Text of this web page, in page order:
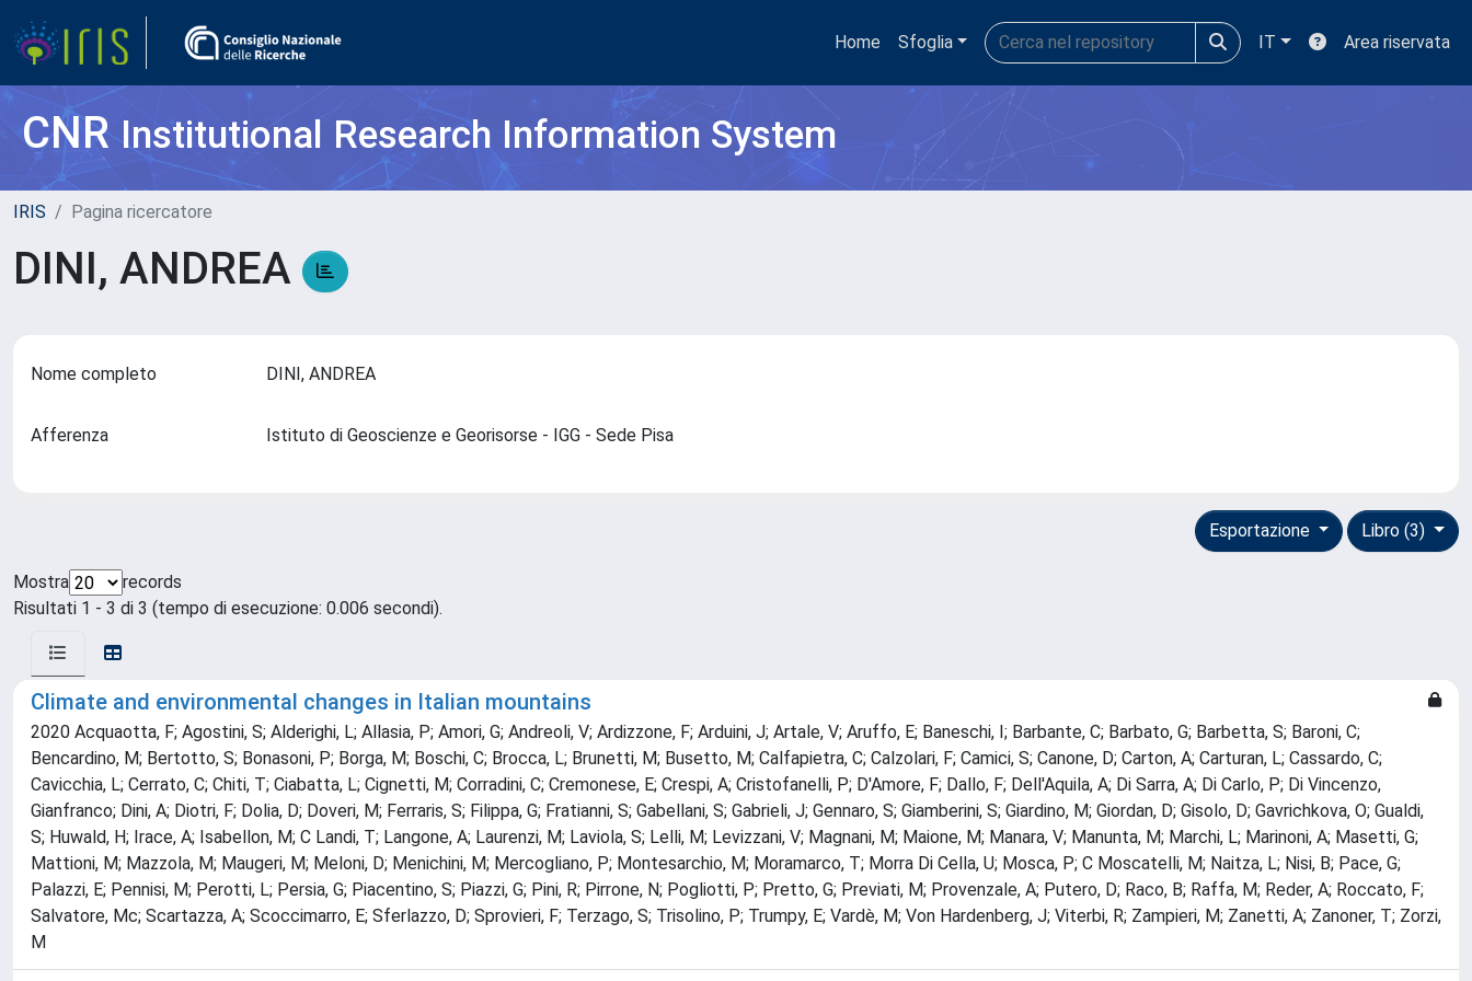
Home Sfoglia IT Area riservata
CNRInstitutional Research Information System
IRIS Pagina ricercatore
DINI, ANDREA
Nome completo DINI, ANDREA
Afferenza Istituto di Geoscienze e Georisorse - IGG - Sede Pisa
Libro (3)
Esportazione
Mostra
records
Risultati 1 - 3 di 3 (tempo di esecuzione: 0.006 secondi).
Climate and environmental changes in Italian mountains
2020 Acquaotta, F; Agostini, S; Alderighi, L; Allasia, P; Amori, G; Andreoli, V; Ardizzone, F; Arduini, J; Artale, V; Aruffo, E; Baneschi, I; Barbante, C; Barbato, G; Barbetta, S; Baroni, C;
Bencardino, M; Bertotto, S; Bonasoni, P; Borga, M; Boschi, C; Brocca, L; Brunetti, M; Busetto, M; Calfapietra, C; Calzolari, F; Camici, S; Canone, D; Carton, A; Carturan, L; Cassardo, C;
Cavicchia, L; Cerrato, C; Chiti, T; Ciabatta, L; Cignetti, M; Corradini, C; Cremonese, E; Crespi, A; Cristofanelli, P; D'Amore, F; Dallo, F; Dell'Aquila, A; Di Sarra, A; Di Carlo, P; Di Vincenzo,
Gianfranco; Dini, A; Diotri, F; Dolia, D; Doveri, M; Ferraris, S; Filippa, G; Fratianni, S; Gabellani, S; Gabrieli, J; Gennaro, S; Giamberini, S; Giardino, M; Giordan, D; Gisolo, D; Gavrichkova, O; Gualdi,
S; Huwald, H; Irace, A; Isabellon, M; C Landi, T; Langone, A; Laurenzi, M; Laviola, S; Lelli, M; Levizzani, V; Magnani, M; Maione, M; Manara, V; Manunta, M; Marchi, L; Marinoni, A; Masetti, G;
Mattioni, M; Mazzola, M; Maugeri, M; Meloni, D; Menichini, M; Mercogliano, P; Montesarchio, M; Moramarco, T; Morra Di Cella, U; Mosca, P; C Moscatelli, M; Naitza, L; Nisi, B; Pace, G;
Palazzi, E; Pennisi, M; Perotti, L; Persia, G; Piacentino, S; Piazzi, G; Pini, R; Pirrone, N; Pogliotti, P; Pretto, G; Previati, M; Provenzale, A; Putero, D; Raco, B; Raffa, M; Reder, A; Roccato, F;
Salvatore, Mc; Scartazza, A; Scoccimarro, E; Sferlazzo, D; Sprovieri, F; Terzago, S; Trisolino, P; Trumpy, E; Vardè, M; Von Hardenberg, J; Viterbi, R; Zampieri, M; Zanetti, A; Zanoner, T; Zorzi,
M